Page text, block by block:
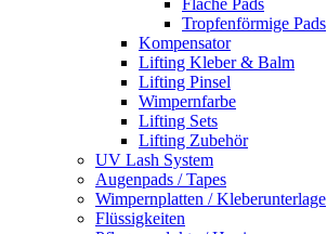
Flache Pads
Tropfenförmige Pads
Kompensator
Lifting Kleber & Balm
Lifting Pinsel
Wimpernfarbe
Lifting Sets
Lifting Zubehör
UV Lash System
Augenpads / Tapes
Wimpernplatten / Kleberunterlage
Flüssigkeiten